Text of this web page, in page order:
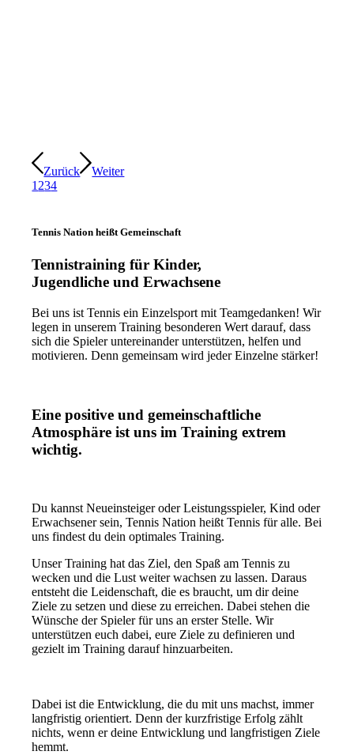
Zurück
Weiter
1 234
Tennis Nation heißt Gemeinschaft
Tennistraining für Kinder,
Jugendliche und Erwachsene
Bei uns ist Tennis ein Einzelsport mit Teamgedanken! Wir
legen in unserem Training besonderen Wert darauf, dass
sich die Spieler untereinander unterstützen, helfen und
motivieren. Denn gemeinsam wird jeder Einzelne stärker!
Eine positive und gemeinschaftliche
Atmosphäre ist uns im Training extrem
wichtig.
Du kannst Neueinsteiger oder Leistungsspieler, Kind oder
Erwachsener sein, Tennis Nation heißt Tennis für alle. Bei
uns findest du dein optimales Training.
Unser Training hat das Ziel, den Spaß am Tennis zu
wecken und die Lust weiter wachsen zu lassen. Daraus
entsteht die Leidenschaft, die es braucht, um dir deine
Ziele zu setzen und diese zu erreichen. Dabei stehen die
Wünsche der Spieler für uns an erster Stelle. Wir
unterstützen euch dabei, eure Ziele zu definieren und
gezielt im Training darauf hinzuarbeiten.
Dabei ist die Entwicklung, die du mit uns machst, immer
langfristig orientiert. Denn der kurzfristige Erfolg zählt
nichts, wenn er deine Entwicklung und langfristigen Ziele
hemmt.